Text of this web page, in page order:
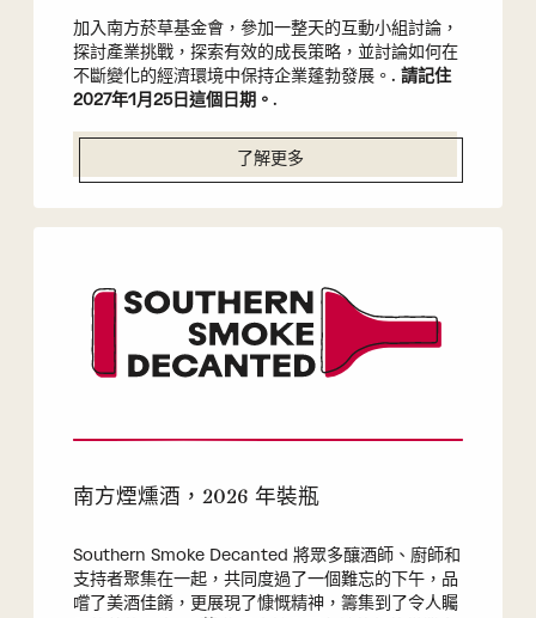
加入南方菸草基金會，參加一整天的互動小組討論，
探討產業挑戰，探索有效的成長策略，並討論如何在
不斷變化的經濟環境中保持企業蓬勃發展。. 請記住
2027年1月25日這個日期。 .
了解更多
南方煙燻酒，2026 年裝瓶
Southern Smoke Decanted 將眾多釀酒師、廚師和
支持者聚集在一起，共同度過了一個難忘的下午，品
嚐了美酒佳餚，更展現了慷慨精神，籌集到了令人矚